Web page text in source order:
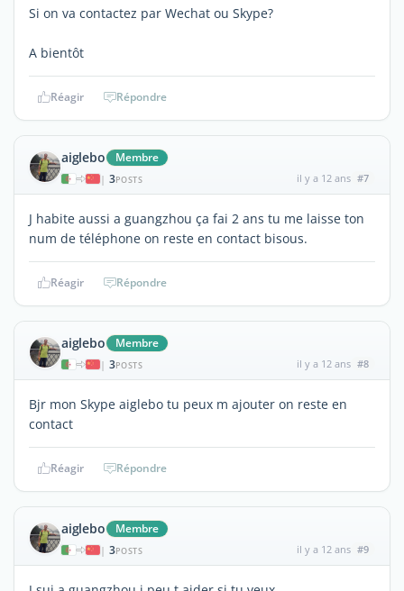
Si on va contactez par Wechat ou Skype?
A bientôt
Réagir Répondre
aiglebo Membre
| 3POSTS il y a 12 ans #7
J habite aussi a guangzhou ça fai 2 ans tu me laisse ton
num de téléphone on reste en contact bisous.
Réagir Répondre
aiglebo Membre
| 3POSTS il y a 12 ans #8
Bjr mon Skype aiglebo tu peux m ajouter on reste en
contact
Réagir Répondre
aiglebo Membre
| 3POSTS il y a 12 ans #9